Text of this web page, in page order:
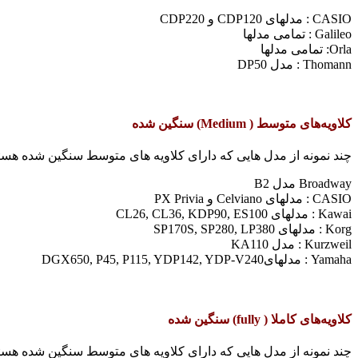
CASIO :‌ مدلهای CDP120 و CDP220
Galileo : تمامی مدلها
Orla: تمامی مدلها
Thomann : مدل DP50
کلاویه‌های متوسط ( Medium) سنگین شده
چند نمونه از مدل هایی که دارای کلاویه های متوسط سنگین شده
Broadway مدل B2
CASIO :‌ مدلهای Celviano و PX Privia
Kawai : مدلهای CL26, CL36, KDP90, ES100
Korg :‌ مدلهای SP170S, SP280, LP380
Kurzweil : مدل KA110
Yamaha : مدلهایDGX650, P45, P115, YDP142, YDP-V240
کلاویه‌های کاملا ( fully) سنگین شده
چند نمونه از مدل هایی که دارای کلاویه های متوسط سنگین شده